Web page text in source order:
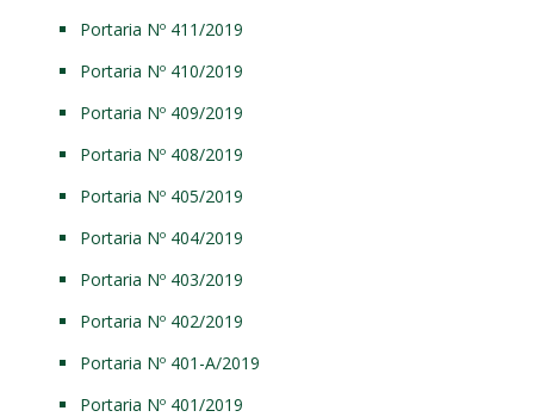
Portaria Nº 411/2019
Portaria Nº 410/2019
Portaria Nº 409/2019
Portaria Nº 408/2019
Portaria Nº 405/2019
Portaria Nº 404/2019
Portaria Nº 403/2019
Portaria Nº 402/2019
Portaria Nº 401-A/2019
Portaria Nº 401/2019